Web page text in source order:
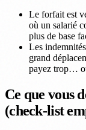
Le forfait est
où un salarié
plus de base
Les
grand
payez trop…
Ce que vous
(check-list